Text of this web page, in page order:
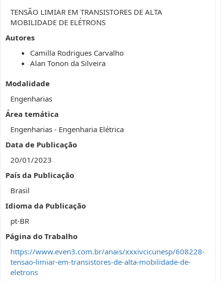
TENSÃO LIMIAR EM TRANSISTORES DE ALTA
MOBILIDADE DE ELÉTRONS
Autores
Camilla Rodrigues Carvalho
Alan Tonon da Silveira
Modalidade
Engenharias
Área temática
Engenharias - Engenharia Elétrica
Data de Publicação
20/01/2023
País da Publicação
Brasil
Idioma da Publicação
pt-BR
Página do Trabalho
https://www.even3.com.br/anais/xxxivcicunesp/608228-
tensao-limiar-em-transistores-de-alta-mobilidade-de-
eletrons